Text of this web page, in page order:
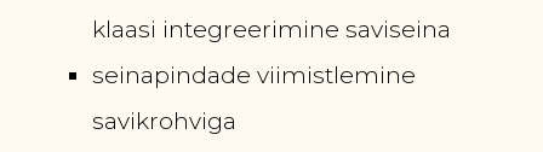
klaasi integreerimine saviseina
seinapindade viimistlemine
savikrohviga